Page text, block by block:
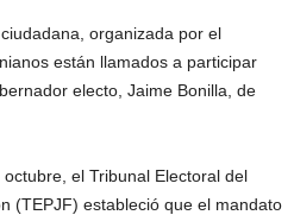
organizada por el
están llamados a participar
electo, Jaime Bonilla, de
el Tribunal Electoral del
(TEPJF) estableció que el mandato